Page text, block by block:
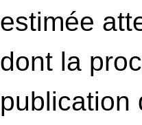
estimée
dont la
publication